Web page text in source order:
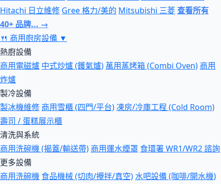
Hitachi 日立維修 Gree 格力/美的 Mitsubishi 三菱查看所有
40+ 品牌... →
🍴 商用廚房設備 ▼
熱廚設備
商用電磁爐 中式炒爐 (鑊氣爐) 萬用蒸烤箱 (Combi Oven) 商用
炸爐
製冷設備
製冰機維修 商用雪櫃 (四門/平台)凍房/冷庫工程 (Cold Room)
壽司 / 蛋糕展示櫃
清洗與系統
商用洗碗機 (揭蓋/輸送帶) 商用運水煙罩 食環署 WR1/WR2 諮詢
更多設備
商用洗碗機 食品機械 (切肉/攪拌/真空)水吧設備 (咖啡/開水機)